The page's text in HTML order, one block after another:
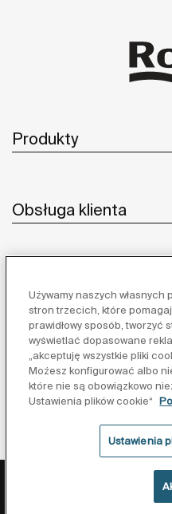
Produkty
Obsługa klienta
Inspiracja
Polityka ochrony danych
Używamy naszych własnych
stron trzecich, które
prawidłowy sposób, tworzyć
wyświetlać dopasowane
„akceptuję wszystkie pliki
Możesz konfigurować albo
które nie są obowiązkowo
Ustawienia plików cookie“
Ustawienia